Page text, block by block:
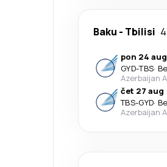
Baku - Tbilisi
pon 24 aug
GYD-TBS·
Azerbaijan
čet 27 aug
TBS-GYD·
Azerbaijan